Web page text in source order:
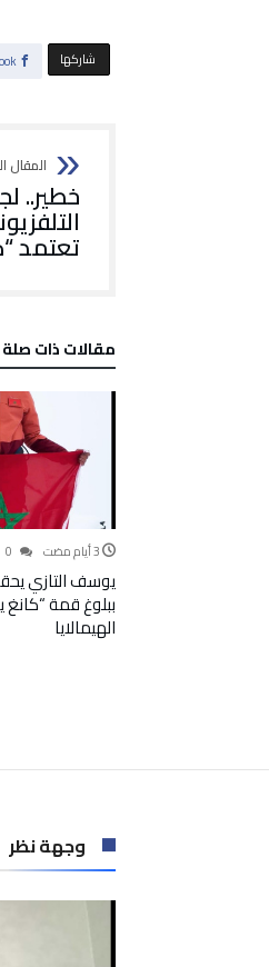
‫‫ شاركها‬
خطير..
تعتمد
‫مقالات ذات صلة‬
يوسف التازي يحقق
الهيمالايا
وجهة نظر